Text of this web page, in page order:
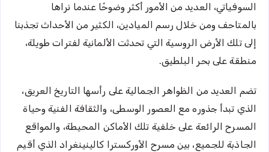
السوفياتي، العديد من الأمور أكثر وضوحًا عندما نراها
بالمتاحف ومن خلال رسم الميادين، الكثير من الأحداث تجذبنا
إلى تلك الأرض الروسية التي تحدثت الألمانية لفترات طويلة،
منطقة على بحر البلطيق.
تضم العديد من الظواهر الجمالية على رأسها التاريخ العريق،
الذي تبدأ جذوره مع العصور الوسطى، والثقافة الفنية وحياة
المسرح الرائعة على خلفية تلك الأماكن المحيطة، والمواقع
الجاذبة للجميع، بين مسرح الأوركسترا كالينينغراد الذي أقيم